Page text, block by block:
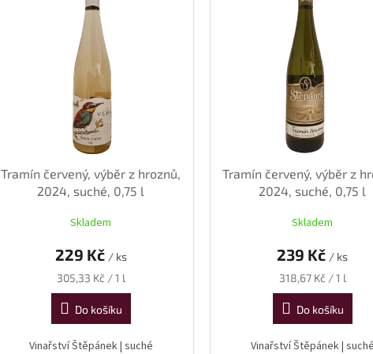
Tramín červený, výběr z hroznů,
2024, suché, 0,75 l
Skladem
229 Kč / ks
Měrná
cena:
305,33 Kč / 1 l
Do košíku
Vinařství Štěpánek | suché
Tramín červený, výběr z
2024, suché, 0,75 l
Skladem
239 Kč / ks
Měrná
cena:
318,67 Kč / 1 l
Do košíku
Vinařství Štěpánek | suché